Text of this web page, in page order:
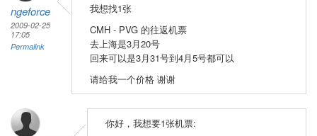
ngeforce
2009-02-25
17:05
Permalink
我想找1张
CMH - PVG 的往返机票
去上海是3月20号
回来可以是3月31号到4月5号都可以
请给我一个价格 谢谢
你好，我想要1张机票: